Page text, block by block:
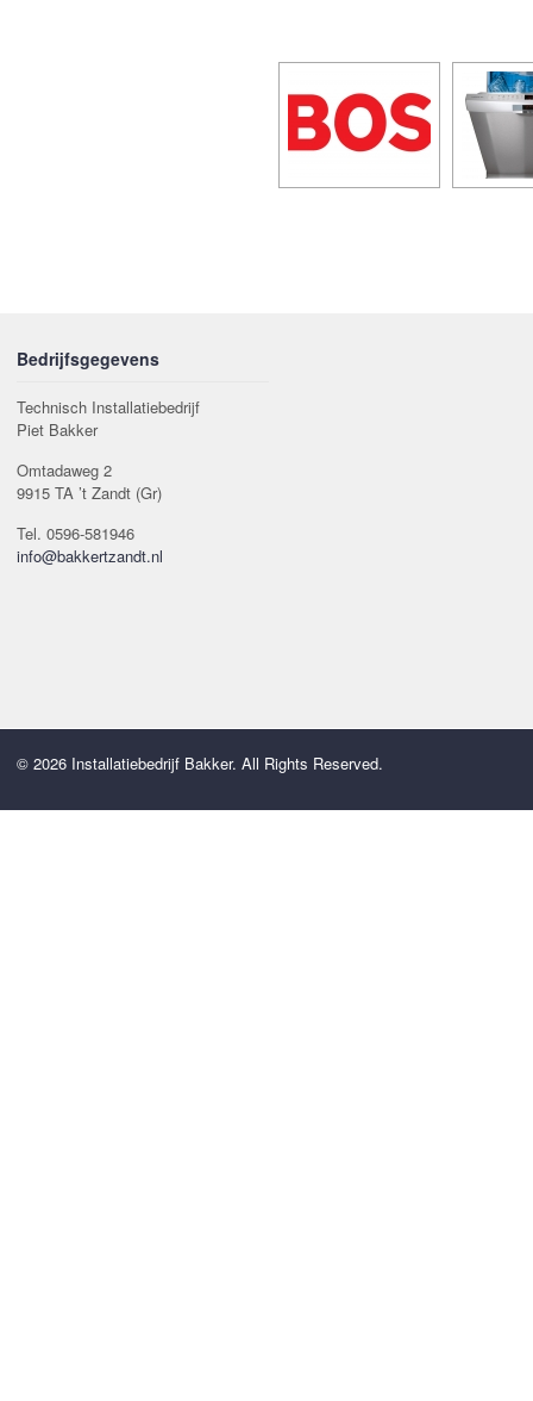
Bedrijfsgegevens
Technisch Installatiebedrijf
Piet Bakker
Omtadaweg 2
9915 TA ’t Zandt (Gr)
Tel. 0596-581946
info@bakkertzandt.nl
© 2026 Installatiebedrijf Bakker. All Rights Reserved.